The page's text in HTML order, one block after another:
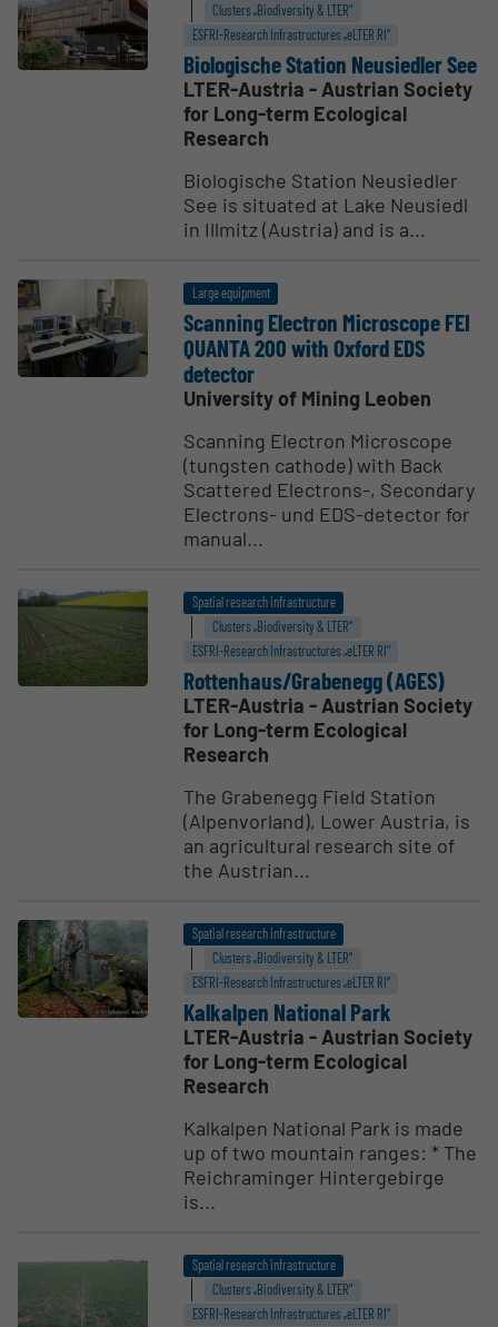
Clusters „Biodiversity & LTER“
ESFRI-Research Infrastructures „eLTER RI“
Biolo­gische Station Neusiedler See
LTER-Austria - Austrian Society
for Long-term Ecological
Research
Biologische Station Neusiedler
See is situated at Lake Neusiedl
in Illmitz (Austria) and is a...
Large equipment
Scanning Electron Micro­scope FEI
QUANTA 200 with Oxford EDS
detector
University of Mining Leoben
Scanning Electron Microscope
(tungsten cathode) with Back
Scattered Electrons-, Secondary
Electrons- und EDS-detector for
manual...
Spatial research infrastructure
Clusters „Biodiversity & LTER“
ESFRI-Research Infrastructures „eLTER RI“
Rottenhaus/Grabenegg (AGES)
LTER-Austria - Austrian Society
for Long-term Ecological
Research
The Grabenegg Field Station
(Alpenvorland), Lower Austria, is
an agricultural research site of
the Austrian...
Spatial research infrastructure
Clusters „Biodiversity & LTER“
ESFRI-Research Infrastructures „eLTER RI“
Kalkalpen National Park
LTER-Austria - Austrian Society
for Long-term Ecological
Research
Kalkalpen National Park is made
up of two mountain ranges: * The
Reichraminger Hintergebirge
is...
Spatial research infrastructure
Clusters „Biodiversity & LTER“
ESFRI-Research Infrastructures „eLTER RI“